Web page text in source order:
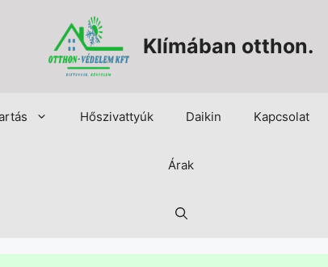
Klímában otthon.
Hőszivattyúk Daikin Kapcsolat
Árak